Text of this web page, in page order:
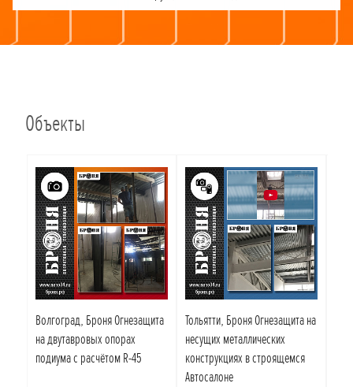
Объекты
Волгоград, Броня Огнезащита
на двутавровых опорах
подиума с расчётом R-45
Тольятти, Броня Огнезащита на
несущих металлических
конструкциях в строящемся
Автосалоне